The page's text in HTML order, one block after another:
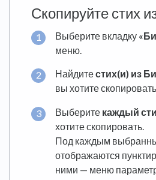
Скопируйте стих
Выберите вкладку
меню.
Найдитестих(и) из
вы хотите
Выберите каждый
хотите скопировать.
Под каждым
отображаются
ними — меню